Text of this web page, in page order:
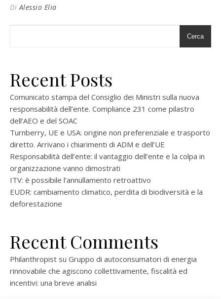
DiAlessio Elia
Cerca
Recent Posts
Comunicato stampa del Consiglio dei Ministri sulla nuova
responsabilità dell’ente. Compliance 231 come pilastro
dell’AEO e del SOAC
Turnberry, UE e USA: origine non preferenziale e trasporto
diretto. Arrivano i chiarimenti di ADM e dell’UE
Responsabilità dell’ente: il vantaggio dell’ente e la colpa in
organizzazione vanno dimostrati
ITV: è possibile l’annullamento retroattivo
EUDR: cambiamento climatico, perdita di biodiversità e la
deforestazione
Recent Comments
Philanthropist su Gruppo di autoconsumatori di energia
rinnovabile che agiscono collettivamente, fiscalità ed
incentivi: una breve analisi